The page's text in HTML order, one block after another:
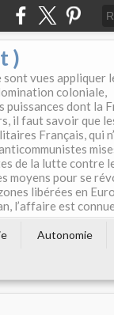
)
sont vues appliquer
coloniale,
dont la
il faut savoir que
Français, qui
de la lutte contre
moyens pour se
libérées en
l’affaire est
Autonomie